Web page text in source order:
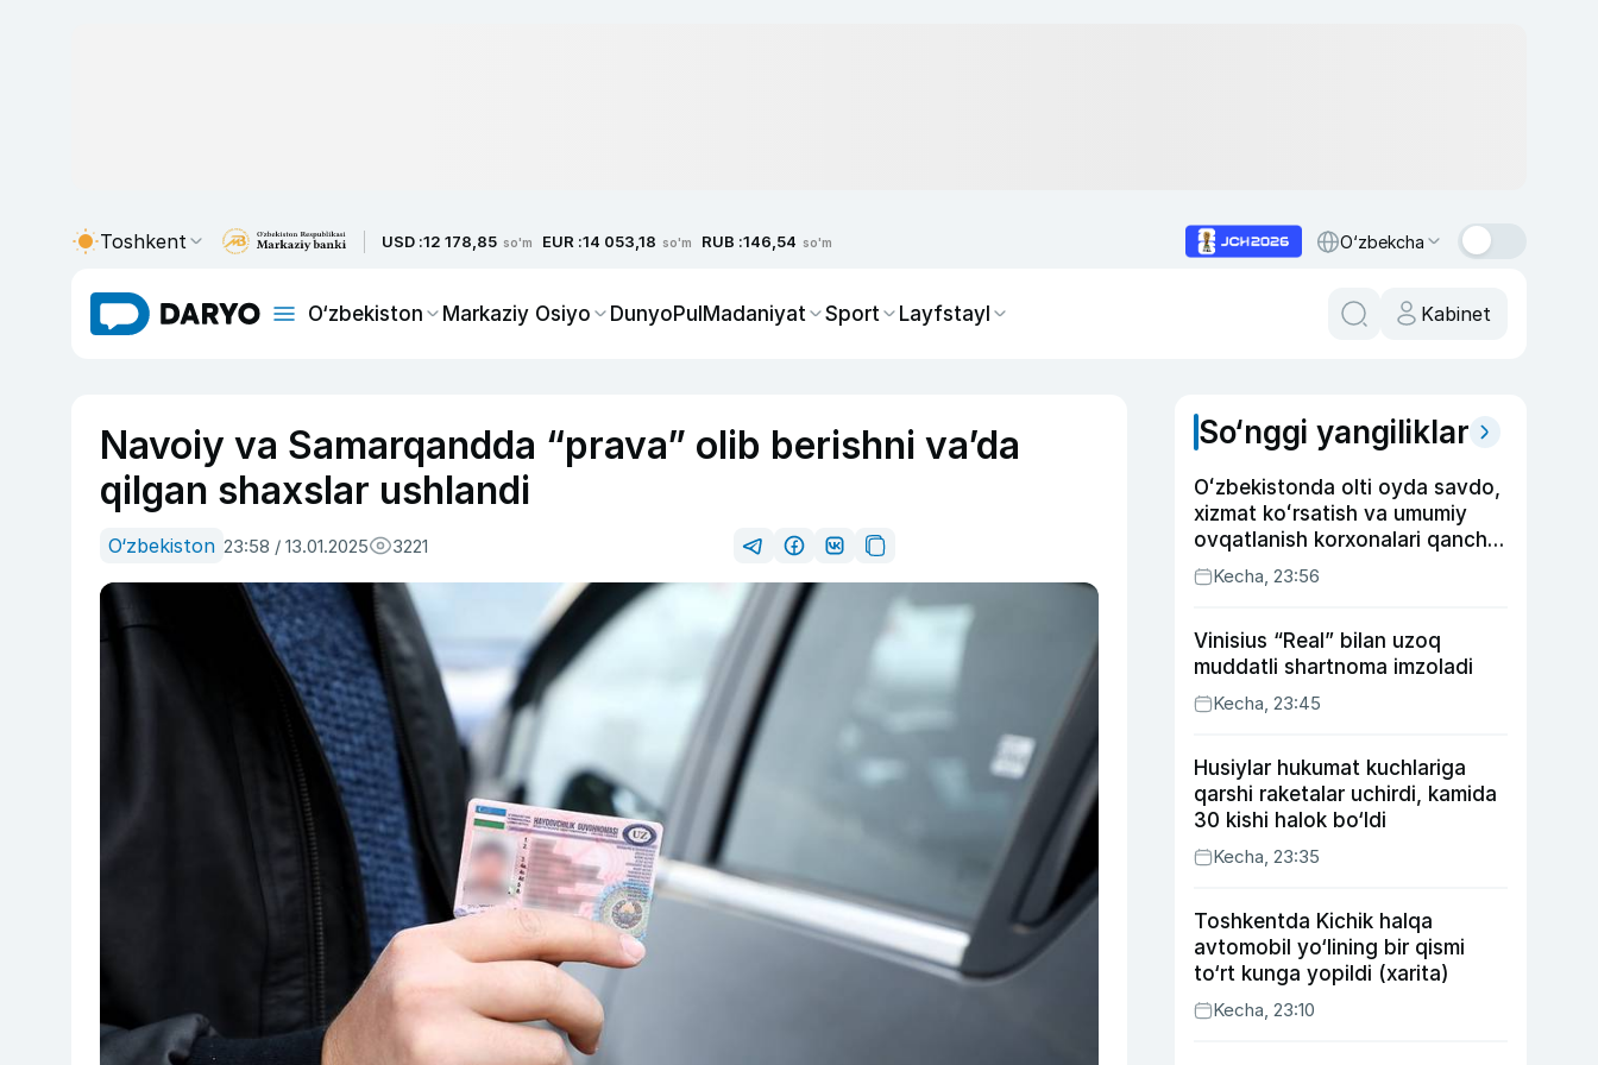
Toshkent USD :12 178,85 so'm EUR :14 053,18 so'm RUB :146,54 so'm O‘zbekcha
O‘zbekiston Markaziy Osiyo DunyoPulMadaniyat Sport Layfstayl Kabinet
Navoiy va Samarqandda “prava” olib berishni va’da
qilgan shaxslar ushlandi
O‘zbekiston 23:58 / 13.01.2025 3221
So‘nggi yangiliklar
Oʻzbekistonda olti oyda savdo,
xizmat koʻrsatish va umumiy
ovqatlanish korxonalari qancha
soliq toʻlagani ochiqlandi
Kecha, 23:56
Vinisius “Real” bilan uzoq
muddatli shartnoma imzoladi
Kecha, 23:45
Husiylar hukumat kuchlariga
qarshi raketalar uchirdi, kamida
30 kishi halok bo‘ldi
Kecha, 23:35
Toshkentda Kichik halqa
avtomobil yo‘lining bir qismi
to‘rt kunga yopildi (xarita)
Kecha, 23:10